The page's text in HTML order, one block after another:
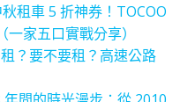
租車 5 折神券！TOCOO
家五口實戰分享）
？要不要租？高速公路